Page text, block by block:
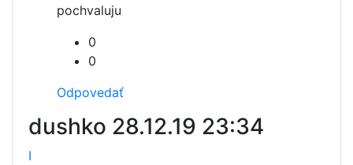
pochvaluju
0
0
Odpovedať
dushko 28.12.19 23:34
I